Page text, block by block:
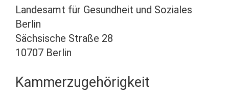
Landesamt für Gesundheit und Soziales
Berlin
Sächsische Straße 28
10707 Berlin
Kammerzugehörigkeit